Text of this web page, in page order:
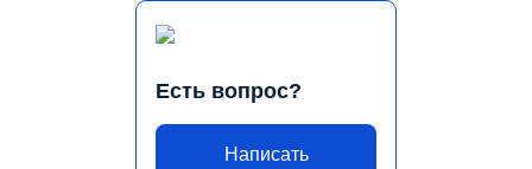
Есть вопрос?
Написать